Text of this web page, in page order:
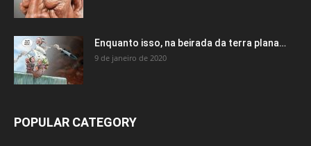
Enquanto isso, na beirada da terra plana…
9 de janeiro de 2020
POPULAR CATEGORY